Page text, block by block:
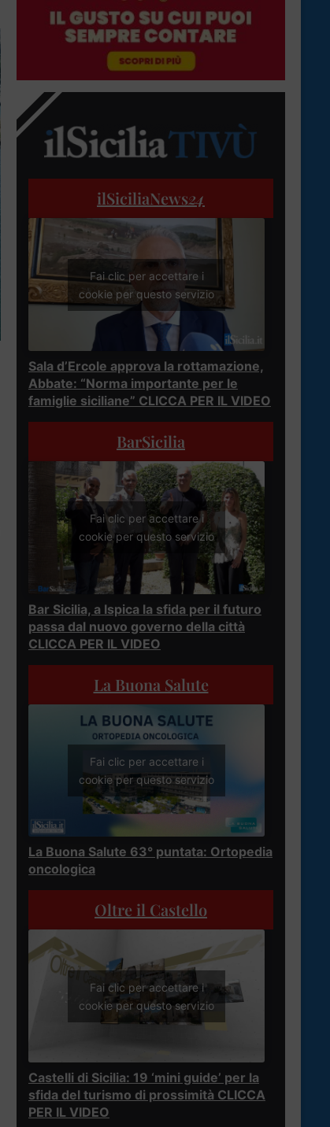
ilSiciliaNews24
Fai clic per accettare i
cookie per questo servizio
Sala d’Ercole approva la rottamazione,
Abbate: “Norma importante per le
famiglie siciliane” CLICCA PER IL VIDEO
BarSicilia
Fai clic per accettare i
cookie per questo servizio
Bar Sicilia, a Ispica la sfida per il futuro
passa dal nuovo governo della città
CLICCA PER IL VIDEO
La Buona Salute
Fai clic per accettare i
cookie per questo servizio
La Buona Salute 63° puntata: Ortopedia
oncologica
Oltre il Castello
Fai clic per accettare i
cookie per questo servizio
Castelli di Sicilia: 19 ‘mini guide’ per la
sfida del turismo di prossimità CLICCA
PER IL VIDEO